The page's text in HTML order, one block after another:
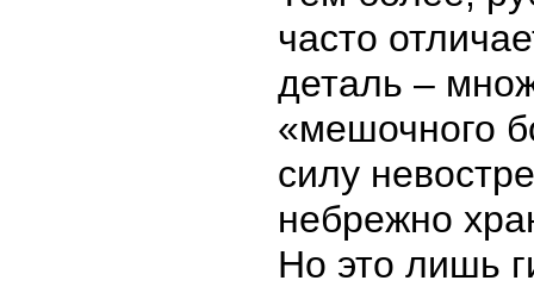
часто
деталь –
«мешочного
силу
небрежно
Но это лишь